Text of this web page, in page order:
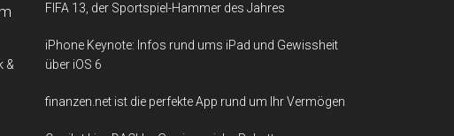
&
FIFA 13, der Sportspiel-Hammer des Jahres
iPhone Keynote: Infos rund ums iPad und Gewissheit
über iOS 6
finanzen.net ist die perfekte App rund um Ihr Vermögen